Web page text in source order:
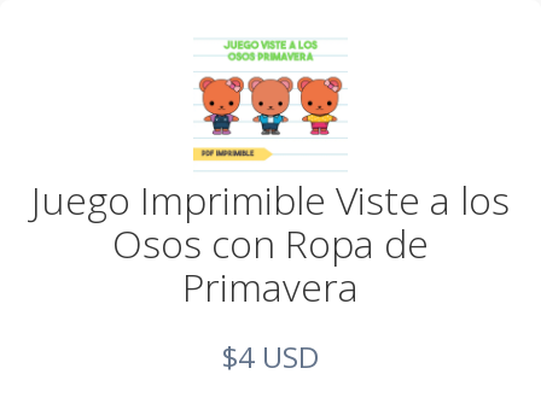
Juego Imprimible Viste a los
Osos con Ropa de
Primavera
$4 USD